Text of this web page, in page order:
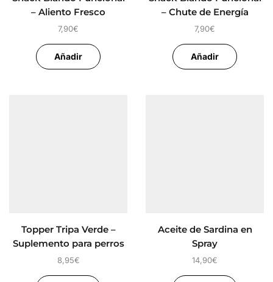
– Aliento Fresco
7,90€
Añadir
– Chute de Energía
7,90€
Añadir
Topper Tripa Verde –
Suplemento para perros
8,95€
Aceite de Sardina en
Spray
14,90€